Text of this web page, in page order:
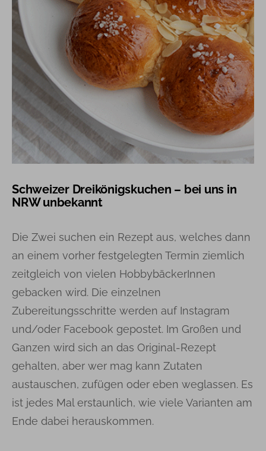
Schweizer Dreikönigskuchen – bei uns in
NRW unbekannt
Die Zwei suchen ein Rezept aus, welches dann
an einem vorher festgelegten Termin ziemlich
zeitgleich von vielen HobbybäckerInnen
gebacken wird. Die einzelnen
Zubereitungsschritte werden auf Instagram
und/oder Facebook gepostet. Im Großen und
Ganzen wird sich an das Original-Rezept
gehalten, aber wer mag kann Zutaten
austauschen, zufügen oder eben weglassen. Es
ist jedes Mal erstaunlich, wie viele Varianten am
Ende dabei herauskommen.